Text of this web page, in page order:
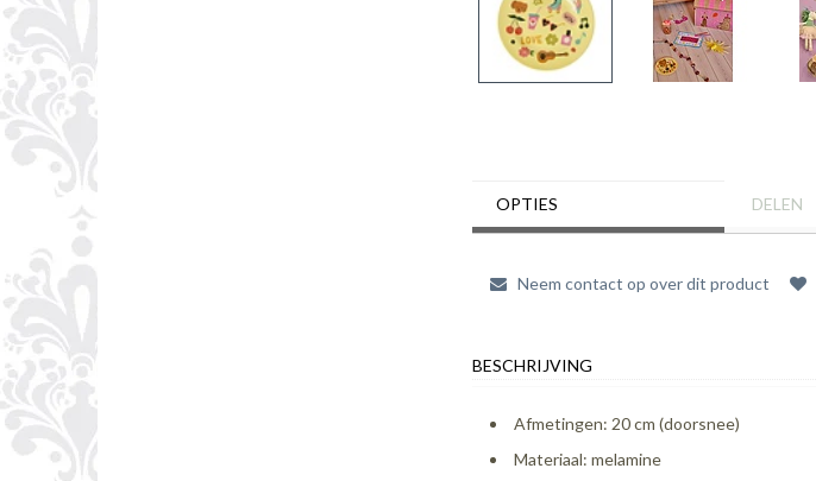
OPTIES DELEN
Neem contact op over dit product
BESCHRIJVING
Afmetingen: 20 cm (doorsnee)
Materiaal: melamine